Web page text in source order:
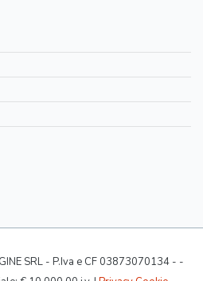
SRL - P.Iva e CF 03873070134 - -